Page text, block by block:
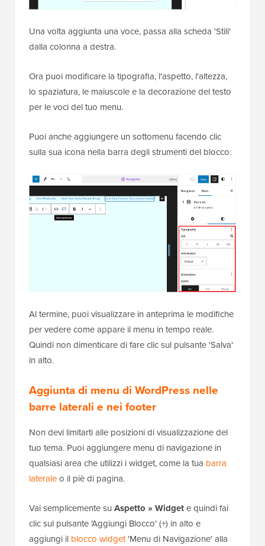
Una volta aggiunta una voce, passa alla scheda 'Stili'
dalla colonna a destra.
Ora puoi modificare la tipografia, l'aspetto, l'altezza,
lo spaziatura, le maiuscole e la decorazione del testo
per le voci del tuo menu.
Puoi anche aggiungere un sottomenu facendo clic
sulla sua icona nella barra degli strumenti del blocco.
Al termine, puoi visualizzare in anteprima le modifiche
per vedere come appare il menu in tempo reale.
Quindi non dimenticare di fare clic sul pulsante 'Salva'
in alto.
Aggiunta di menu di WordPress nelle
barre laterali e nei footer
Non devi limitarti alle posizioni di visualizzazione del
tuo tema. Puoi aggiungere menu di navigazione in
qualsiasi area che utilizzi i widget, come la tua barra
lateraleo il piè di pagina.
Vai semplicemente su Aspetto » Widgete quindi fai
clic sul pulsante 'Aggiungi Blocco' (+) in alto e
aggiungi il blocco widget'Menu di Navigazione' alla